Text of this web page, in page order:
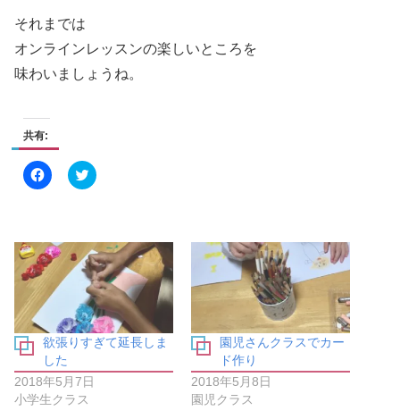
それまでは
オンラインレッスンの楽しいところを
味わいましょうね。
共有:
F
a
o
k
で
有
す
は
ク
リ
ッ
ク
し
て
ク
リ
T
w
i
t
t
e
r
で
共
有
新
し
い
欲張りすぎて延長しま
した
2018年5月7日
小学生クラス
園児さんクラスでカー
ド作り
2018年5月8日
園児クラス